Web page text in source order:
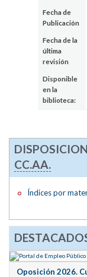
Fecha de
Publicación
Fecha de la
última
revisión
Disponible
en la
biblioteca:
CC.AA.
Índices por
Oposición 2026.